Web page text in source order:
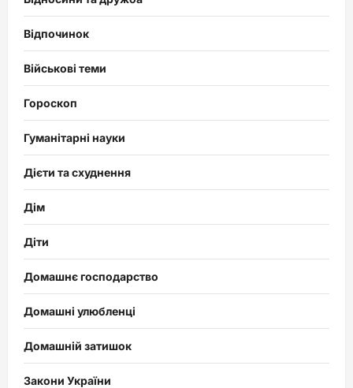
Відпочинок
Військові теми
Гороскоп
Гуманітарні науки
Дієти та схуднення
Дім
Діти
Домашнє господарство
Домашні улюбленці
Домашній затишок
Закони України